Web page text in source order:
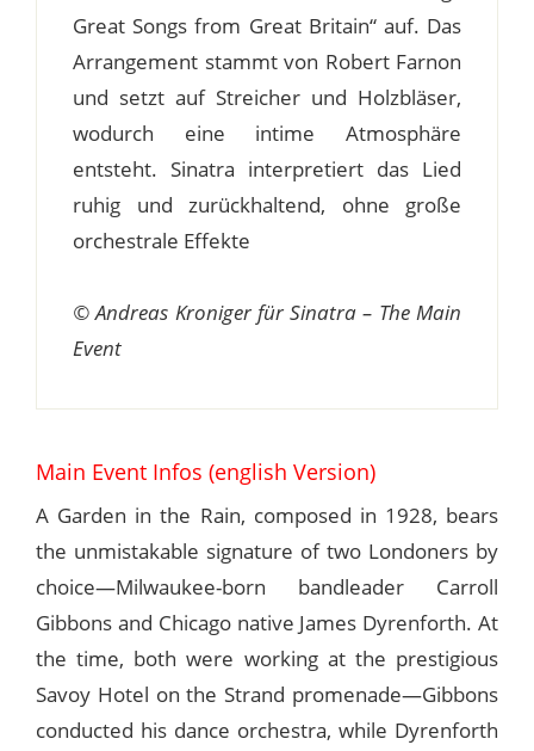
Great Songs from Great Britain“ auf. Das
Arrangement stammt von Robert Farnon
und setzt auf Streicher und Holzbläser,
wodurch eine intime Atmosphäre
entsteht. Sinatra interpretiert das Lied
ruhig und zurückhaltend, ohne große
orchestrale Effekte
© Andreas Kroniger für Sinatra – The Main
Event
Main Event Infos (english Version)
A Garden in the Rain, composed in 1928, bears
the unmistakable signature of two Londoners by
choice—Milwaukee-born bandleader Carroll
Gibbons and Chicago native James Dyrenforth. At
the time, both were working at the prestigious
Savoy Hotel on the Strand promenade—Gibbons
conducted his dance orchestra, while Dyrenforth